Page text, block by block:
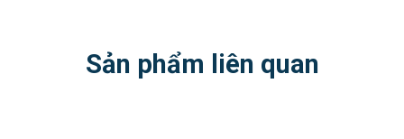
Sản phẩm liên quan